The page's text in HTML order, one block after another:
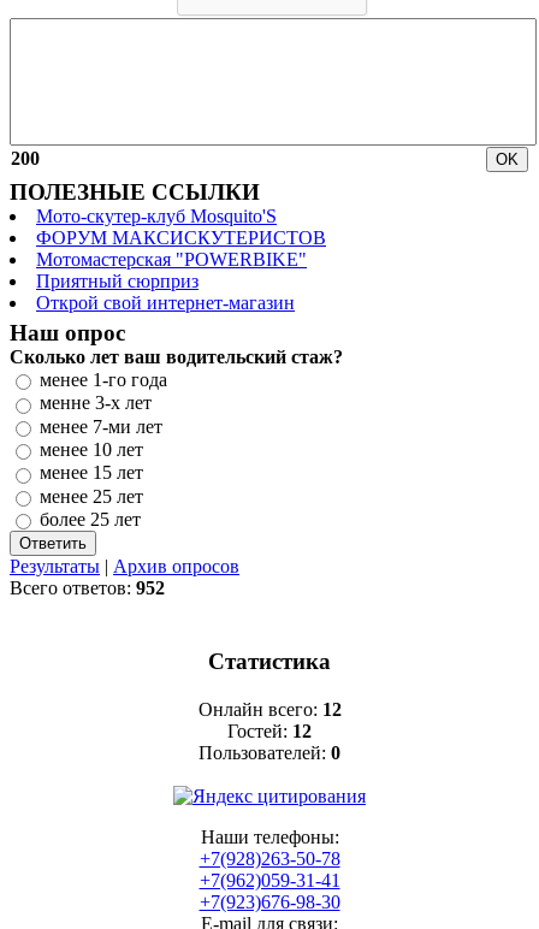
200
ПОЛЕЗНЫЕ ССЫЛКИ
Мото-скутер-клуб Mosquito'S
ФОРУМ МАКСИСКУТЕРИСТОВ
Мотомастерская "POWERBIKE"
Приятный сюрприз
Открой свой интернет-магазин
Наш опрос
Сколько лет ваш водительский стаж?
менее 1-го года
менне 3-х лет
менее 7-ми лет
менее 10 лет
менее 15 лет
менее 25 лет
более 25 лет
Результаты | Архив опросов
Всего ответов: 952
Статистика
Онлайн всего: 12
Гостей: 12
Пользователей: 0
Наши телефоны:
+7(928)263-50-78
+7(962)059-31-41
+7(923)676-98-30
E-mail для связи: